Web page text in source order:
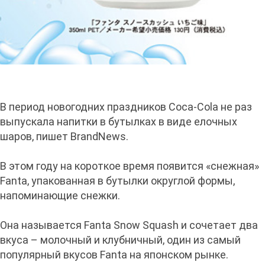
В период новогодних праздников Coca-Cola не раз
выпускала напитки в бутылках в виде елочных
шаров, пишет BrandNews.
В этом году на короткое время появится «снежная»
Fanta, упакованная в бутылки округлой формы,
напоминающие снежки.
Она называется Fanta Snow Squash и сочетает два
вкуса – молочный и клубничный, один из самый
популярный вкусов Fanta на японском рынке.